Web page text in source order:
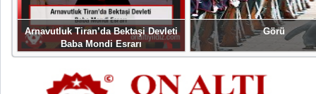
Arnavutluk Tiran’da Bektaşi Devleti
Baba Mondi Esrarı
Görü